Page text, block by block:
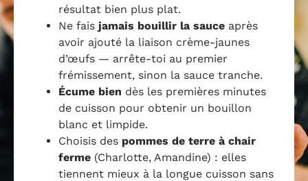
résultat bien plus plat.
Ne fais jamais bouillir la sauce après
avoir ajouté la liaison crème-jaunes
d’œufs — arrête-toi au premier
frémissement, sinon la sauce tranche.
Écume bien dès les premières minutes
de cuisson pour obtenir un bouillon
blanc et limpide.
Choisis des pommes de terre à chair
ferme (Charlotte, Amandine) : elles
tiennent mieux à la longue cuisson sans